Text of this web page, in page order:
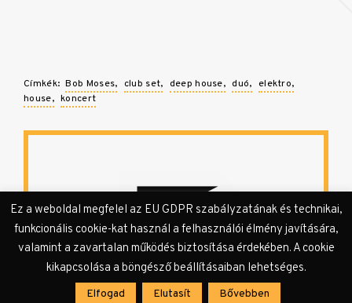
Címkék: Bob Moses club set deep house duó
elektro
house
koncert
Ez a weboldal megfelel az EU GDPR szabályzatának és technikai,
funkcionális cookie-kat használ a felhasználói élmény javítására,
valamint a zavartalan működés biztosítása érdekében. A cookie
kikapcsolása a böngésző beállításaiban lehetséges.
Elfogad Elutasít Bővebben